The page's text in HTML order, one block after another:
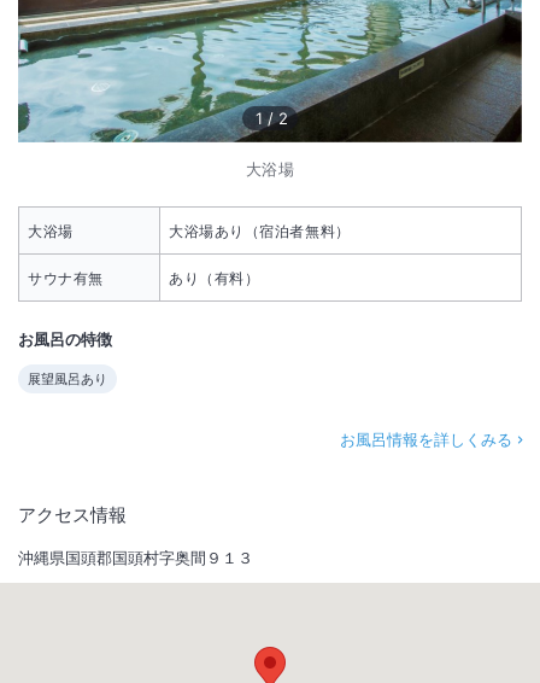
1 /2
大浴場
大浴場 大浴場あり（宿泊者無料）
サウナ有無 あり（有料）
お風呂の特徴
展望風呂あり
お風呂情報を詳しくみる
アクセス情報
沖縄県国頭郡国頭村字奥間９１３